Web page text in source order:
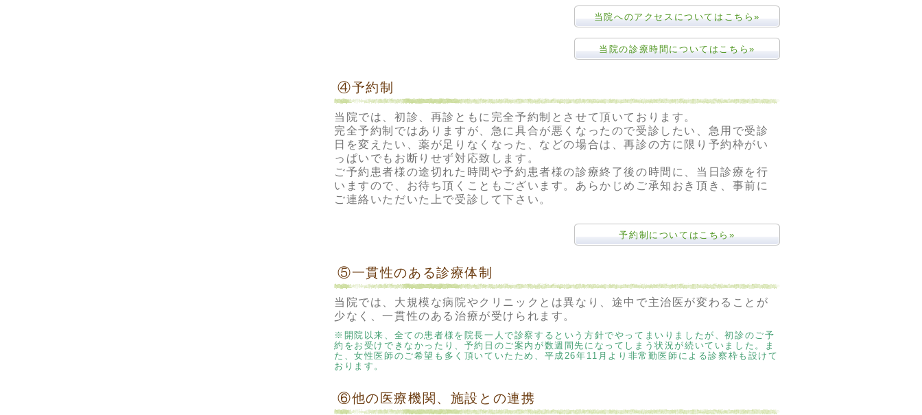
当院へのアクセスについてはこちら»
当院の診療時間についてはこちら»
④予約制
当院では、初診、再診ともに完全予約制とさせて頂いております。
完全予約制ではありますが、急に具合が悪くなったので受診したい、急用で受診
日を変えたい、薬が足りなくなった、などの場合は、再診の方に限り予約枠がい
っぱいでもお断りせず対応致します。
ご予約患者様の途切れた時間や予約患者様の診療終了後の時間に、当日診療を行
いますので、お待ち頂くこともございます。あらかじめご承知おき頂き、事前に
ご連絡いただいた上で受診して下さい。
予約制についてはこちら»
⑤一貫性のある診療体制
当院では、大規模な病院やクリニックとは異なり、途中で主治医が変わることが
少なく、一貫性のある治療が受けられます。
※開院以来、全ての患者様を院長一人で診察するという方針でやってまいりましたが、初診のご予
約をお受けできなかったり、予約日のご案内が数週間先になってしまう状況が続いていました。ま
た、女性医師のご希望も多く頂いていたため、平成26年11月より非常勤医師による診察枠も設けて
おります。
⑥他の医療機関、施設との連携